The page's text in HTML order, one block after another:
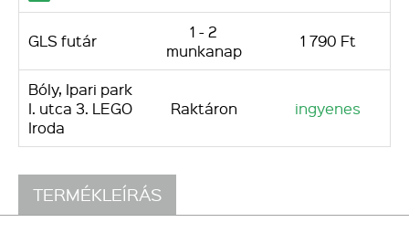
GLS futár
1 - 2
munkanap
1 790 Ft
Bóly, Ipari park
I. utca 3. LEGO
Iroda
Raktáron ingyenes
TERMÉKLEÍRÁS